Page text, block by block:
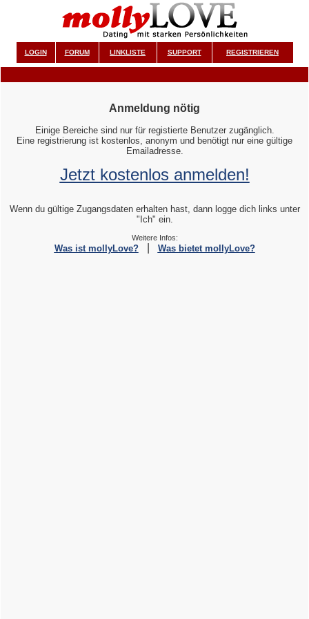
LOGIN FORUM LINKLISTE SUPPORT REGISTRIEREN
Anmeldung nötig
Einige Bereiche sind nur für registierte Benutzer zugänglich.
Eine registrierung ist kostenlos, anonym und benötigt nur eine gültige
Emailadresse.
Jetzt kostenlos anmelden!
Wenn du gültige Zugangsdaten erhalten hast, dann logge dich links unter
"Ich" ein.
Weitere Infos:
Was ist mollyLove?| Was bietet mollyLove?